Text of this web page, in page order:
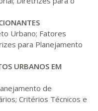
R$ 1.090,51
Matricular
R$ 1.189,66
R$ 1.288,78
Urbano; Fatores
para Planejamento
URBANOS EM
de
Critérios Técnicos e